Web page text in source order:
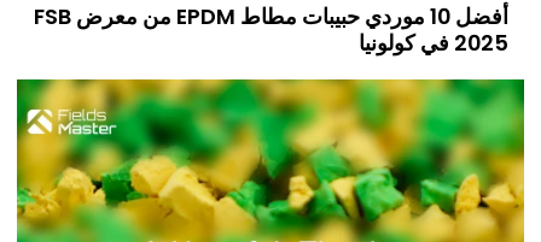
أفضل 10 موردي حبيبات مطاط EPDM من معرض FSB
2025 في كولونيا